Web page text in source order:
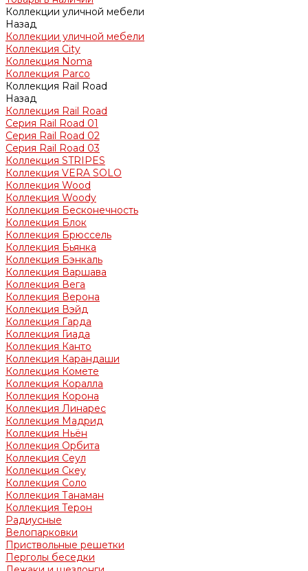
Коллекции уличной мебели
Назад
Коллекции уличной мебели
Коллекция City
Коллекция Noma
Коллекция Parco
Коллекция Rail Road
Назад
Коллекция Rail Road
Серия Rail Road 01
Серия Rail Road 02
Серия Rail Road 03
Коллекция STRIPES
Коллекция VERA SOLO
Коллекция Wood
Коллекция Woody
Коллекция Бесконечность
Коллекция Блок
Коллекция Брюссель
Коллекция Бьянка
Коллекция Бэнкаль
Коллекция Варшава
Коллекция Вега
Коллекция Верона
Коллекция Вэйд
Коллекция Гарда
Коллекция Гиада
Коллекция Канто
Коллекция Карандаши
Коллекция Комете
Коллекция Коралла
Коллекция Корона
Коллекция Линарес
Коллекция Мадрид
Коллекция Ньён
Коллекция Орбита
Коллекция Сеул
Коллекция Скеу
Коллекция Соло
Коллекция Танаман
Коллекция Терон
Радиусные
Велопарковки
Приствольные решетки
Перголы беседки